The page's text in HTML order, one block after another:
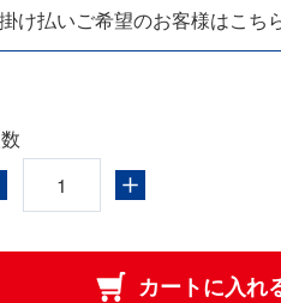
け払いご希望のお客様はこち
カートに入れ